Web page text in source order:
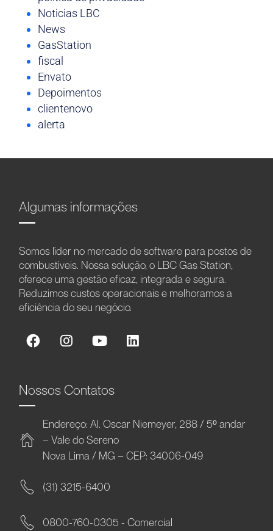
Noticias LBC
News
GasStation
fiscal
Envato
Depoimentos
clientenovo
alerta
Algumas informações
Somos líder no mercado de software para postos de
combustíveis. Nossa solução, o LBC Gas Station,
oferece uma gestão eficaz, integrada e segura.
Reduzimos custos operacionais e melhoramos a
eficiência do seu negócio.
Nossos Contatos
Endereço: Al. Oscar Niemeyer, 288 / 5º andar
– Vale do Sereno
Nova Lima / MG – CEP: 34006-049
(31) 3215-6400
0800-760-0305 - Comercial